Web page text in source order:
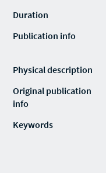
Duration
Publication info
Physical description
Original publication
info
Keywords